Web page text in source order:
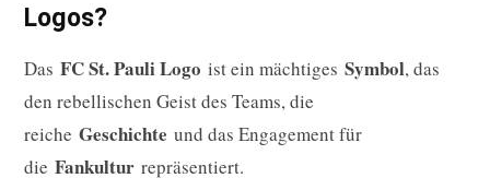
Logos?
Das FC St. Pauli Logo ist ein mächtiges Symbol, das
den rebellischen Geist des Teams, die
reiche Geschichte und das Engagement für
die Fankultur repräsentiert.